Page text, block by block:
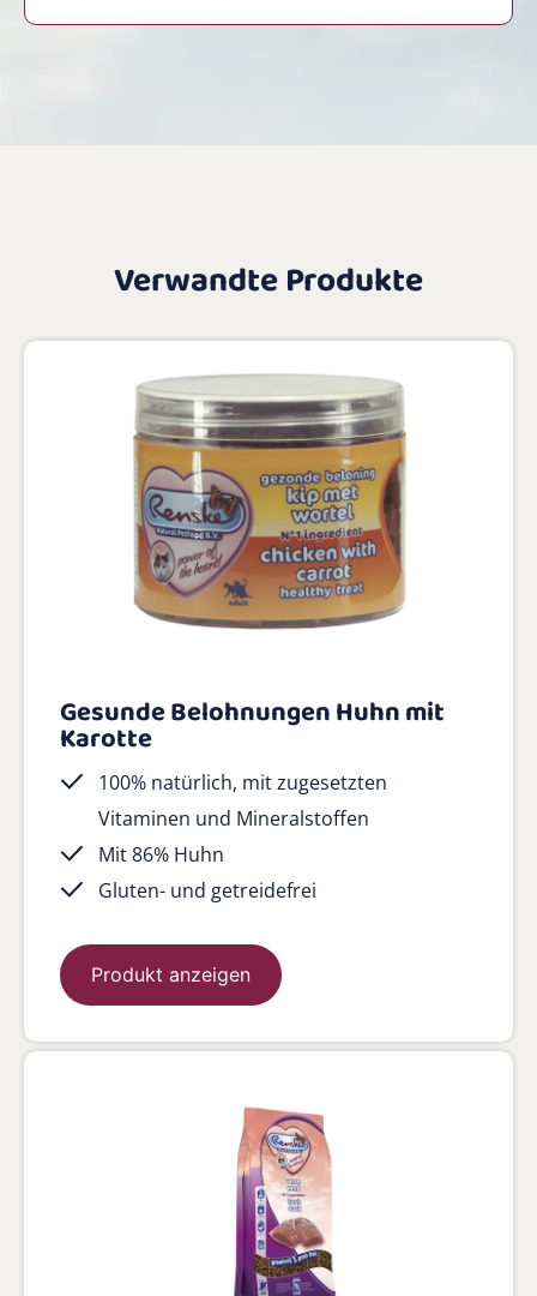
Verwandte Produkte
Gesunde Belohnungen Huhn mit
Karotte
100% natürlich, mit zugesetzten
Vitaminen und Mineralstoffen
Mit 86% Huhn
Gluten- und getreidefrei
Produkt anzeigen